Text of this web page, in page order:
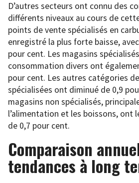
D’autres secteurs ont connu des
différents niveaux au cours de
points de vente spécialisés en
enregistré la plus forte baisse,
pour cent. Les magasins
consommation divers ont
pour cent. Les autres catégories
spécialisées ont diminué de 0,9
magasins non spécialisés,
l’alimentation et les boissons, ont
de 0,7 pour cent.
Comparaison
tendances à long